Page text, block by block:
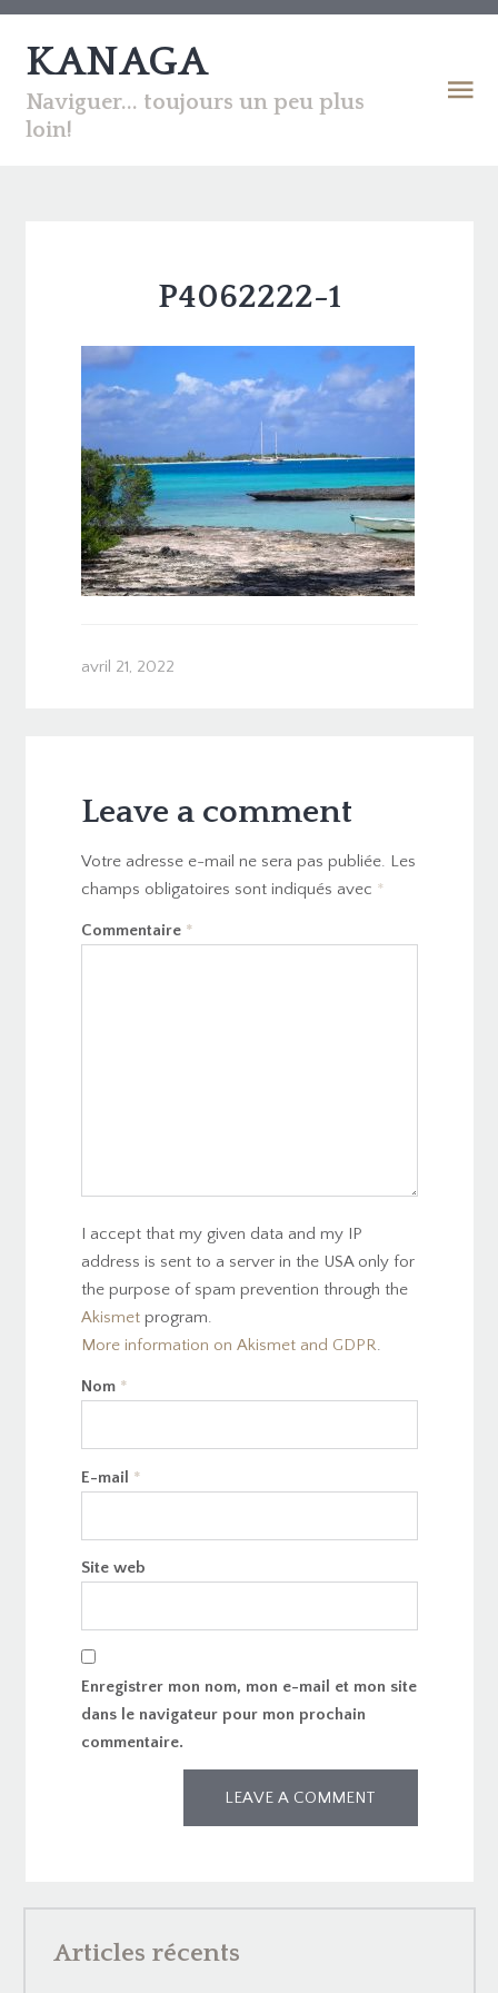
KANAGA
Naviguer... toujours un peu plus
loin!
P4062222-1
avril 21, 2022
Leave a comment
Votre adresse e-mail ne sera pas publiée. Les
champs obligatoires sont indiqués avec *
Commentaire *
I accept that my given data and my IP
address is sent to a server in the USA only for
the purpose of spam prevention through the
Akismetprogram.
More information on Akismet and GDPR.
Nom *
E-mail *
Site web
Enregistrer mon nom, mon e-mail et mon site
dans le navigateur pour mon prochain
commentaire.
Articles récents